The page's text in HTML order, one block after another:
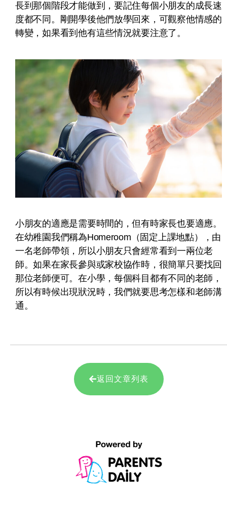
長到那個階段才能做到，要記住每個小朋友的成長速
度都不同。剛開學後他們放學回來，可觀察他情感的
轉變，如果看到他有這些情況就要注意了。
小朋友的適應是需要時間的，但有時家長也要適應。
在幼稚園我們稱為Homeroom（固定上課地點），由
一名老師帶領，所以小朋友只會經常看到一兩位老
師。如果在家長參與或家校協作時，很簡單只要找回
那位老師便可。在小學，每個科目都有不同的老師，
所以有時候出現狀況時，我們就要思考怎樣和老師溝
通。
返回文章列表